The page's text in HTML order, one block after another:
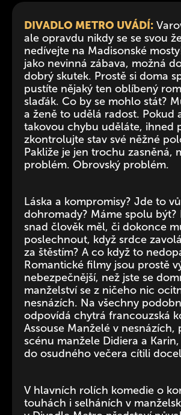
DIVADLO METRO UVÁDÍ:
ale opravdu nikdy se se svou
nedívejte na Madisonské
jako nevinná zábava, možná
dobrý skutek. Prostě si doma
pustíte nějaký ten oblíbený
slaďák. Co by se mohlo stát?
a ženě to udělá radost. Pokud
takovou chybu uděláte, ihned
zkontrolujte stav své něžné
Pakliže je jen trochu zasněná,
problém. Obrovský problém.
Láska a kompromisy? Jde to
dohromady? Máme spolu být?
snad člověk měl, či dokonce
poslechnout, když srdce
za štěstím? A co když to
Romantické filmy jsou prostě
nebezpečnější, než jste se
manželství se z ničeho nic
nesnázích. Na všechny
odpovídá chytrá francouzská
Assouse Manželé v nesnázích,
scénu manžele Didiera a
do osudného večera cítili
V hlavních rolích komedie o
touhách i selháních v